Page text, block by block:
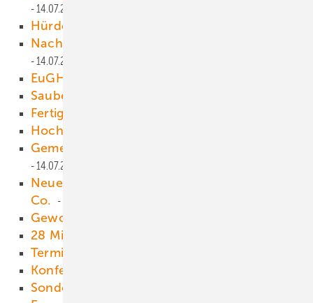
14.07.2021
Hürden für Speicher fallen
Nachhaltige Methanolproduktion
14.07.2021
EuGH stoppt Tagebau Turów
Sauberer Strom aus der Lausitz
Fertigung von Elektrolyseuren
Hochbunker wird Solarhaus
Gemeinsam den Stress im Netz reduzieren
14.07.2021
Neue Möglichkeiten für Crowdlending und
Co.
Gewollter Technologieschub
28 Millionen für Stabilisierung
Termine & Veranstaltungen
Konferenzen zu Hessen und RLP
Sonderweg in der EU